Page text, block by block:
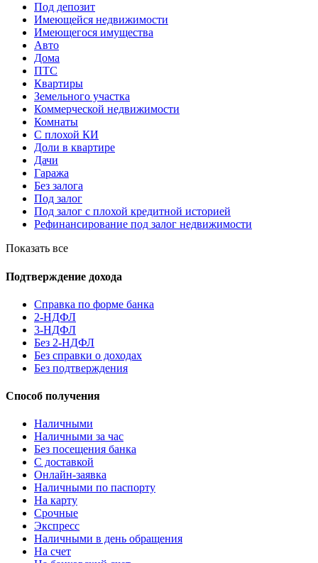
Под депозит
Имеющейся недвижимости
Имеющегося имущества
Авто
Дома
ПТС
Квартиры
Земельного участка
Коммерческой недвижимости
Комнаты
С плохой КИ
Доли в квартире
Дачи
Гаража
Без залога
Под залог
Под залог с плохой кредитной историей
Рефинансирование под залог недвижимости
Показать все
Подтверждение дохода
Справка по форме банка
2-НДФЛ
3-НДФЛ
Без 2-НДФЛ
Без справки о доходах
Без подтверждения
Способ получения
Наличными
Наличными за час
Без посещения банка
С доставкой
Онлайн-заявка
Наличными по паспорту
На карту
Срочные
Экспресс
Наличными в день обращения
На счет